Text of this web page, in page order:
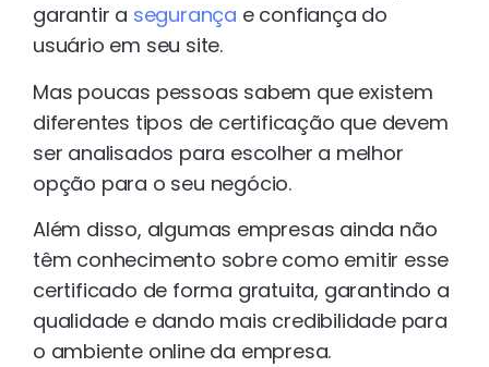
garantir a segurança e confiança do
usuário em seu site.
Mas poucas pessoas sabem que existem
diferentes tipos de certificação que devem
ser analisados para escolher a melhor
opção para o seu negócio.
Além disso, algumas empresas ainda não
têm conhecimento sobre como emitir esse
certificado de forma gratuita, garantindo a
qualidade e dando mais credibilidade para
o ambiente online da empresa.